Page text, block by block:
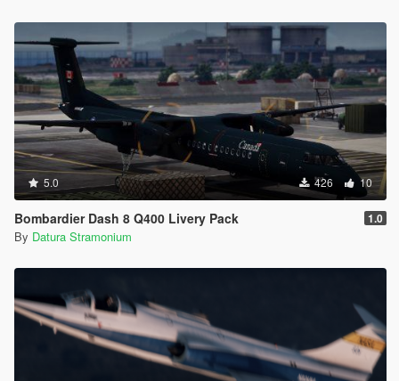
5.0 426 10
Bombardier Dash 8 Q400 Livery Pack 1.0
By Datura Stramonium